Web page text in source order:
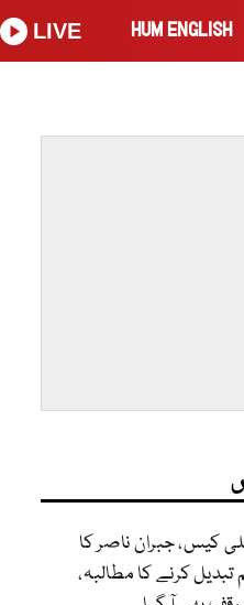
HUM ENGLISH
LIVE
کیس، جبران ناصر کا
تبدیل کرنے کا مطالبہ،